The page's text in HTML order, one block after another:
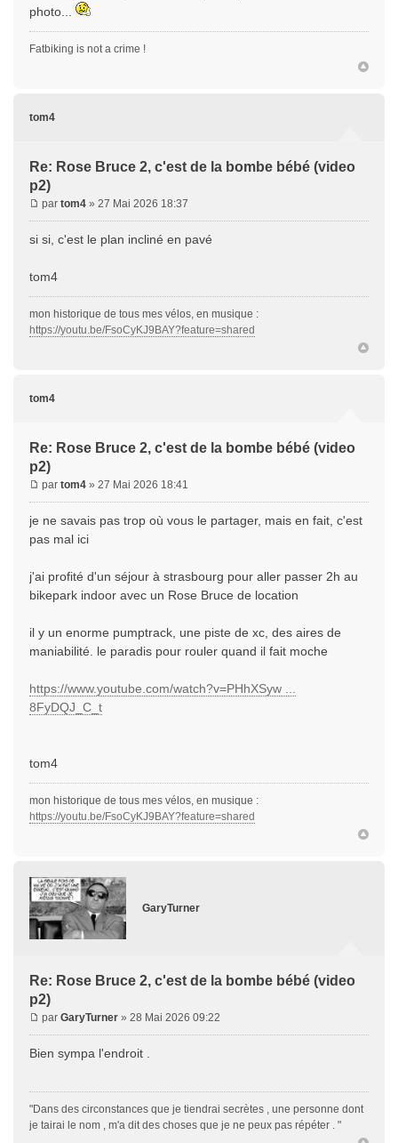
photo...
Fatbiking is not a crime !
tom4
Re: Rose Bruce 2, c'est de la bombe bébé (video
p2)
par tom4 » 27 Mai 2026 18:37
si si, c'est le plan incliné en pavé
tom4
mon historique de tous mes vélos, en musique :
https://youtu.be/FsoCyKJ9BAY?feature=shared
tom4
Re: Rose Bruce 2, c'est de la bombe bébé (video
p2)
par tom4 » 27 Mai 2026 18:41
je ne savais pas trop où vous le partager, mais en fait, c'est
pas mal ici
j'ai profité d'un séjour à strasbourg pour aller passer 2h au
bikepark indoor avec un Rose Bruce de location
il y un enorme pumptrack, une piste de xc, des aires de
maniabilité. le paradis pour rouler quand il fait moche
https://www.youtube.com/watch?v=PHhXSyw ...
8FyDQJ_C_t
tom4
mon historique de tous mes vélos, en musique :
https://youtu.be/FsoCyKJ9BAY?feature=shared
GaryTurner
Re: Rose Bruce 2, c'est de la bombe bébé (video
p2)
par GaryTurner » 28 Mai 2026 09:22
Bien sympa l'endroit .
"Dans des circonstances que je tiendrai secrètes , une personne dont
je tairai le nom , m'a dit des choses que je ne peux pas répéter . "